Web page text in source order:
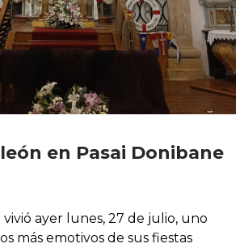
en Pasai Donibane
vivió ayer lunes, 27 de julio, uno
más emotivos de sus fiestas